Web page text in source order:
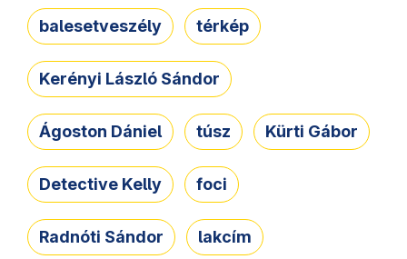
balesetveszély térkép
Kerényi László Sándor
Ágoston Dániel túsz Kürti Gábor
Detective Kelly foci
Radnóti Sándor lakcím